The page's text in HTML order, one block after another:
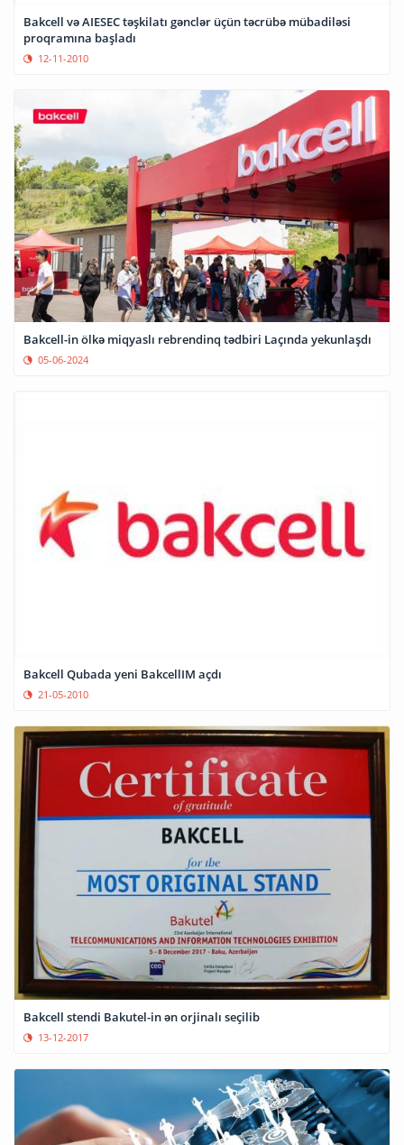
Bakcell və AIESEC təşkilatı gənclər üçün təcrübə mübadiləsi
proqramına başladı
12-11-2010
Bakcell-in ölkə miqyaslı rebrendinq tədbiri Laçında yekunlaşdı
05-06-2024
Bakcell Qubada yeni BakcellIM açdı
21-05-2010
Bakcell stendi Bakutel-in ən orjinalı seçilib
13-12-2017